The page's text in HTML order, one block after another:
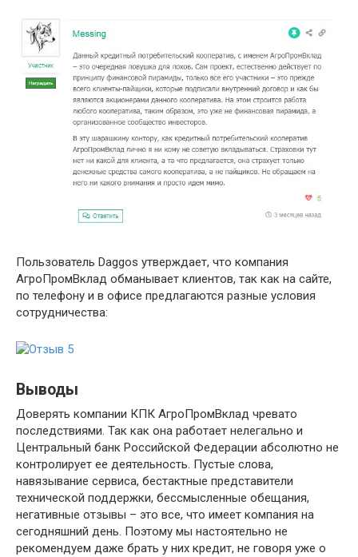
Пользователь Daggos утверждает, что компания
АгроПромВклад обманывает клиентов, так как на сайте,
по телефону и в офисе предлагаются разные условия
сотрудничества:
Выводы
Доверять компании КПК АгроПромВклад чревато
последствиями. Так как она работает нелегально и
Центральный банк Российской Федерации абсолютно не
контролирует ее деятельность. Пустые слова,
навязывание сервиса, бестактные представители
технической поддержки, бессмысленные обещания,
негативные отзывы – это все, что имеет компания на
сегодняшний день. Поэтому мы настоятельно не
рекомендуем даже брать у них кредит, не говоря уже о